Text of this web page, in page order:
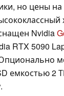
но цены
Nvidia
RTX 5090
емкостью 2